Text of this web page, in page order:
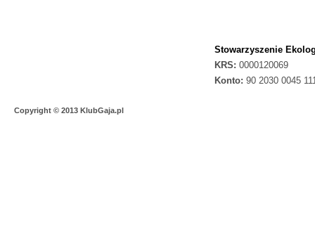
Stowarzyszenie
KRS: 0000120069
Konto: 90 2030 0045
Copyright © 2013 KlubGaja.pl